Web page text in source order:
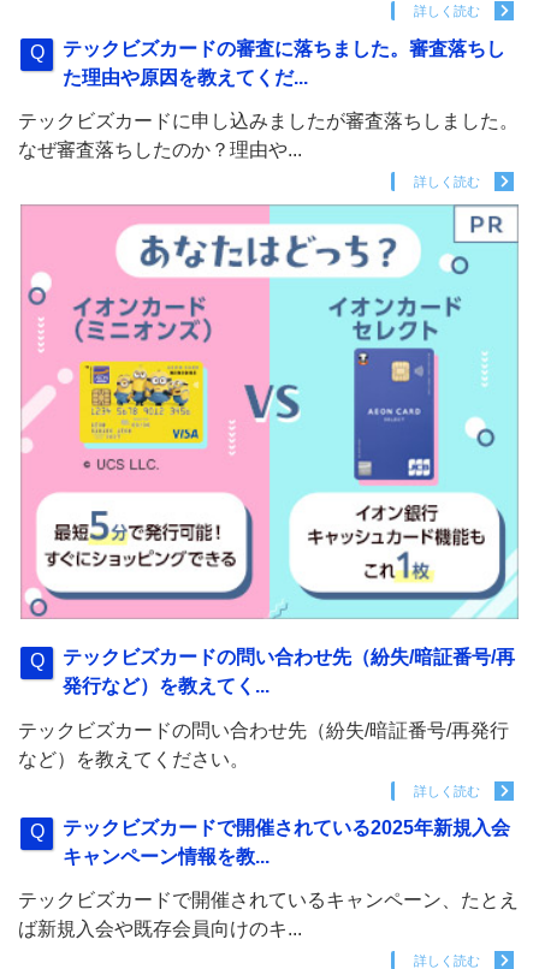
詳しく読む
テックビズカードの審査に落ちました。審査落ちし
た理由や原因を教えてくだ...
テックビズカードに申し込みましたが審査落ちしました。
なぜ審査落ちしたのか？理由や...
詳しく読む
テックビズカードの問い合わせ先（紛失/暗証番号/再
発行など）を教えてく...
テックビズカードの問い合わせ先（紛失/暗証番号/再発行
など）を教えてください。
詳しく読む
テックビズカードで開催されている2025年新規入会
キャンペーン情報を教...
テックビズカードで開催されているキャンペーン、たとえ
ば新規入会や既存会員向けのキ...
詳しく読む